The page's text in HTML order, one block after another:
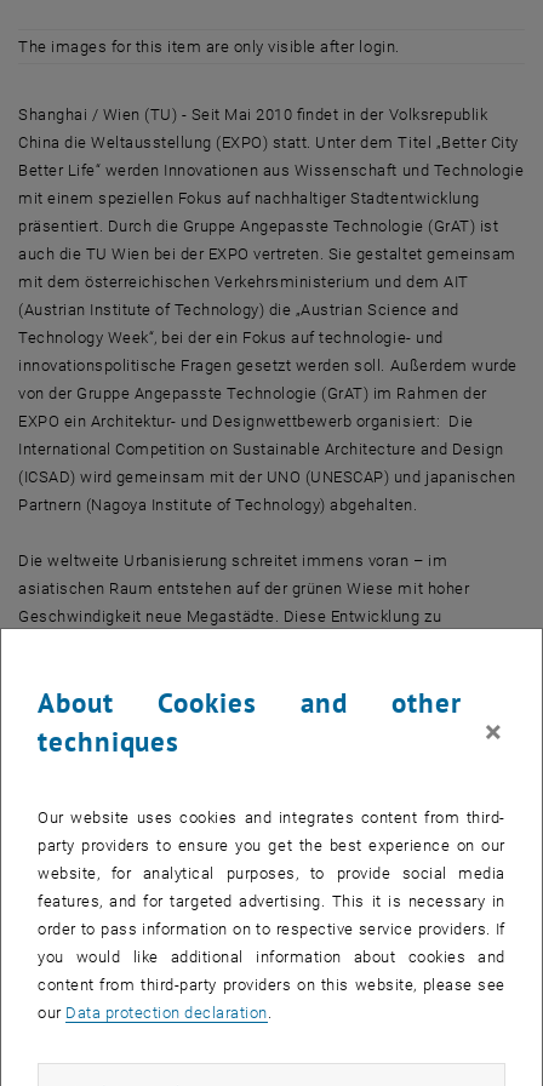
The images for this item are only visible after login.
Shanghai / Wien (TU) - Seit Mai 2010 findet in der Volksrepublik
China die Weltausstellung (EXPO) statt. Unter dem Titel „Better City
Better Life“ werden Innovationen aus Wissenschaft und Technologie
mit einem speziellen Fokus auf nachhaltiger Stadtentwicklung
präsentiert. Durch die Gruppe Angepasste Technologie (GrAT) ist
auch die TU Wien bei der EXPO vertreten. Sie gestaltet gemeinsam
mit dem österreichischen Verkehrsministerium und dem AIT
(Austrian Institute of Technology) die „Austrian Science and
Technology Week“, bei der ein Fokus auf technologie- und
innovationspolitische Fragen gesetzt werden soll. Außerdem wurde
von der Gruppe Angepasste Technologie (GrAT) im Rahmen der
EXPO ein Architektur- und Designwettbewerb organisiert: Die
International Competition on Sustainable Architecture and Design
(ICSAD) wird gemeinsam mit der UNO (UNESCAP) und japanischen
Partnern (Nagoya Institute of Technology) abgehalten.
Die weltweite Urbanisierung schreitet immens voran – im
asiatischen Raum entstehen auf der grünen Wiese mit hoher
Geschwindigkeit neue Megastädte. Diese Entwicklung zu
Österreich ökologisch und ökonomisch von hoher Bedeutung sein:
Einerseits wirken sich klimaschädliche Emissionen bei der
Urbanisierung weltweit aus, andererseits ergeben sich
Österreichische Ideen
Wie können die Städte der Zukunft ökologisch sinnvoll mit Energie
versorgt werden? Wie ist das Mobilitätsproblem umweltfreundlich
zu lösen? Diese Fragen werden diese Woche bei der „Austrian
Science and Technology Week“ im Österreich-Pavillon intensiv
diskutiert. Antworten können nur durch Forschung gefunden werden
Wissenschaft ein wichtiges Ziel der „Austrian Science and
About Cookies and other
techniques
×
Our website uses cookies and integrates content from third-
party providers to ensure you get the best experience on our
website, for analytical purposes, to provide social media
features, and for targeted advertising. This it is necessary in
order to pass information on to respective service providers. If
you would like additional information about cookies and
content from third-party providers on this website, please see
our Data protection declaration